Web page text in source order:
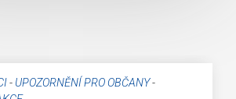
- UPOZORNĚNÍ PRO OBČANY-